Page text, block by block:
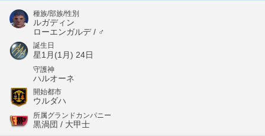
種族/部族/性別
ルガディン
ローエンガルデ / ♂
誕生日
星1月(1月) 24日
守護神
ハルオーネ
開始都市
ウルダハ
所属グランドカンパニー
黒渦団 / 大甲士